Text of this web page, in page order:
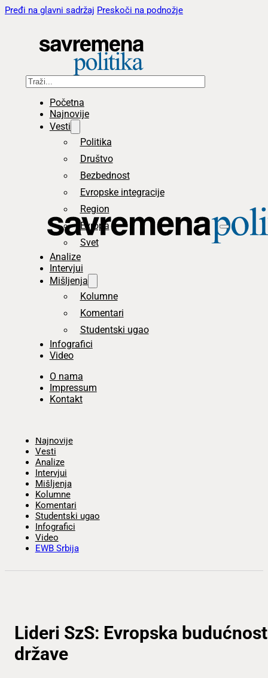
Pređi na glavni sadržaj Preskoči na podnožje
Pretraga
Početna
Najnovije
Vesti
Politika
Društvo
Bezbednost
Evropske integracije
Region
Evropa
Svet
Analize
Intervjui
Mišljenja
Kolumne
Komentari
Studentski ugao
Infografici
Video
O nama
Impressum
Kontakt
Najnovije
Vesti
Analize
Intervjui
Mišljenja
Kolumne
Komentari
Studentski ugao
Infografici
Video
EWB Srbija
Lideri SzS: Evropska
države